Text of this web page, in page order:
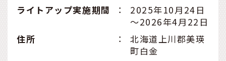
ライトアップ実施期間
：
2025年10月24日
～2026年4月22日
住所
：
北海道上川郡美瑛
町白金